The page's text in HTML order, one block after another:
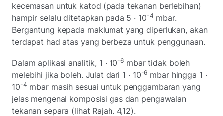
kecemasan untuk katod (pada tekanan berlebihan)
hampir selalu ditetapkan pada 5 · 10-4 mbar.
Bergantung kepada maklumat yang diperlukan, akan
terdapat had atas yang berbeza untuk penggunaan.
Dalam aplikasi analitik, 1 · 10-6 mbar tidak boleh
melebihi jika boleh. Julat dari 1 · 10-6 mbar hingga 1 ·
10-4 mbar masih sesuai untuk penggambaran yang
jelas mengenai komposisi gas dan pengawalan
tekanan separa (lihat Rajah. 4,12).